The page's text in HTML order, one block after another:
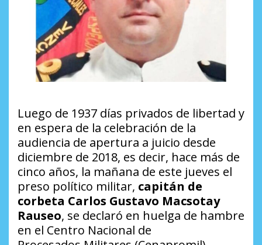
Luego de 1937 días privados de libertad y
en espera de la celebración de la
audiencia de apertura a juicio desde
diciembre de 2018, es decir, hace más de
cinco años, la mañana de este jueves el
preso político militar, capitán de
corbeta Carlos Gustavo Macsotay
Rauseo, se declaró en huelga de hambre
en el Centro Nacional de